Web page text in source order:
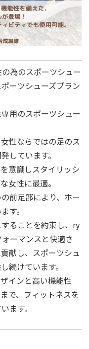
為のスポーツシュー
ーツシューズブラン
⽤のスポーツシュー
性ならではの足のス
しています。
意識しスタイリッシ
⼥性に最適。
前足部により、ホー
す。
ることを約束し、ry
ーマンスと快適さ
献し、スポーツシュ
続けています。
インと⾼い機能性
で、フィットネスを
ます。